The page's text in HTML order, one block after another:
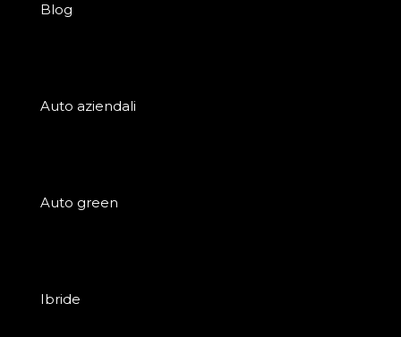
Blog
Auto aziendali
Auto green
Ibride